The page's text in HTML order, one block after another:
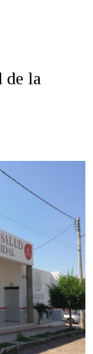
de la